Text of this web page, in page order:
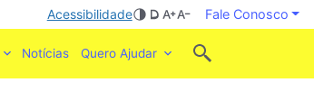
Acessibilidade Fale Conosco
Notícias Quero Ajudar